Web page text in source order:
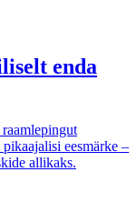
enda
eesmärke –
allikaks.